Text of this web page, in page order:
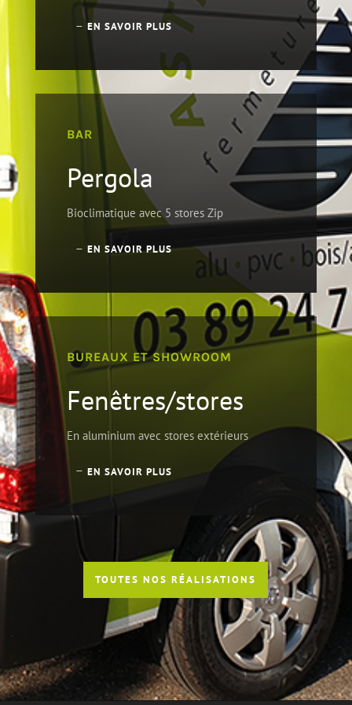
EN SAVOIR PLUS
BAR
Pergola
Bioclimatique avec 5 stores Zip
EN SAVOIR PLUS
BUREAUX ET SHOWROOM
Fenêtres/stores
En aluminium avec stores extérieurs
EN SAVOIR PLUS
TOUTES NOS RÉALISATIONS